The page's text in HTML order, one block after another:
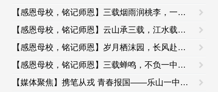
【感恩母校，铭记师恩】三载烟雨润桃李，一纸清辞谢师门（高2026届22班 廖璐 强基班 物理类 高考615分
【感恩母校，铭记师恩】云山承三载，江水载师恩（高2026届22班 吕思薇 强基班 物理类 高考605分 录取院
【感恩母校，铭记师恩】岁月栖沫园，长风赴山海（高2026届21班 杜周瑜 精英班 历史类 高考620分 录取院
【感恩母校，铭记师恩】三载蝉鸣，不负一中山海（高2026届21班 易宸好 精英班 历史类 高考630分
【媒体聚焦】携笔从戎 青春报国——乐山一中学子傅钰皓收到国防科大录取通知书